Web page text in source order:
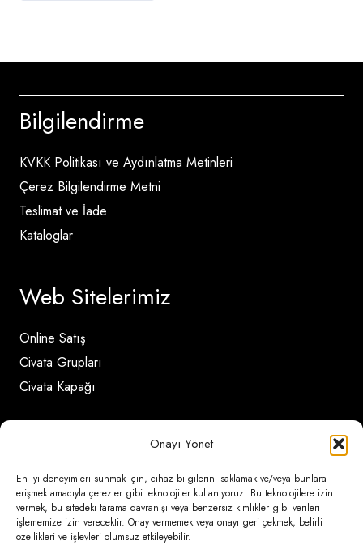
Onayı Yönet
En iyi deneyimleri sunmak için, cihaz bilgilerini saklamak ve/veya bunlara
erişmek amacıyla çerezler gibi teknolojiler kullanıyoruz. Bu teknolojilere izin
vermek, bu sitedeki tarama davranışı veya benzersiz kimlikler gibi verileri
işlememize izin verecektir. Onay vermemek veya onayı geri çekmek, belirli
özellikleri ve işlevleri olumsuz etkileyebilir.
Bilgilendirme
KVKK Politikası ve Aydınlatma Metinleri
Çerez Bilgilendirme Metni
Teslimat ve İade
Kataloglar
Web Sitelerimiz
Online Satış
Civata Grupları
Civata Kapağı
İletişim Detayları
Ömerli Mahallesi Risalet Sokak No:6/A (Hadımköy)
– Arnavutköy / İstanbul